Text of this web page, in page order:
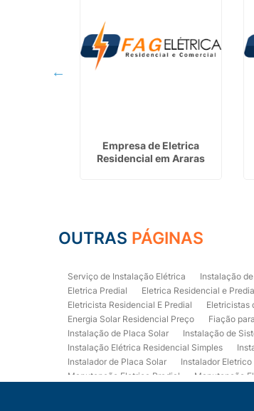
Empresa de Eletrica
Residencial em Araras
OUTRAS PÁGINAS
Serviço de Instalação Elétrica Instalação
Eletrica Predial
Eletrica Residencial e
Eletricista Residencial E Predial
Eletricistas
Energia Solar Residencial Preço
Fiação
Instalação de Placa Solar
Instalação de
Instalação Elétrica Residencial Simples
Instalador de Placa Solar
Instalador
Manutenção Eletrica Predial
Manutenção